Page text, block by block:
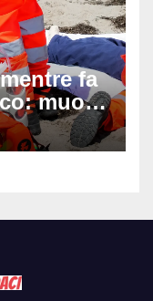
fa
muore
di